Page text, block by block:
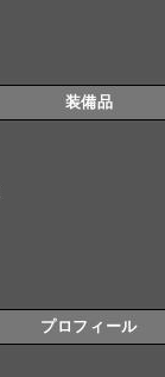
装備品
プロフィール